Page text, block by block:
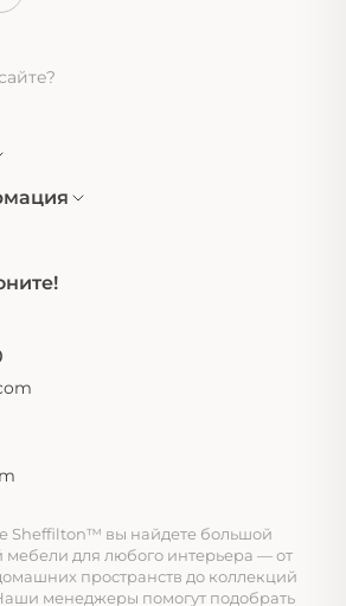
Sheffilton™ вы найдете большой
мебели для любого интерьера — от
пространств до коллекций
менеджеры помогут подобрать